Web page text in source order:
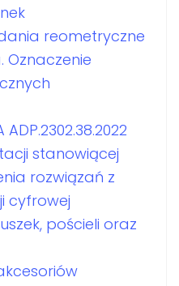
reometryczne
Oznaczenie
ADP.2302.38.2022
stanowiącej
rozwiązań z
cyfrowej
pościeli oraz